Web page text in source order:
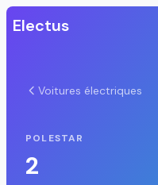
Electus
Voitures électriques
POLESTAR
2